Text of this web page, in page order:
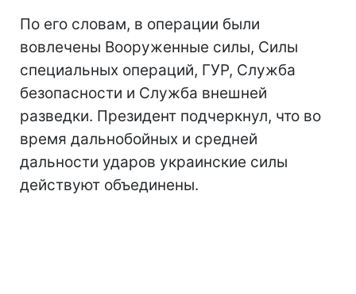
По его словам, в операции были
вовлечены Вооруженные силы, Силы
специальных операций, ГУР, Служба
безопасности и Служба внешней
разведки. Президент подчеркнул, что во
время дальнобойных и средней
дальности ударов украинские силы
действуют объединены.